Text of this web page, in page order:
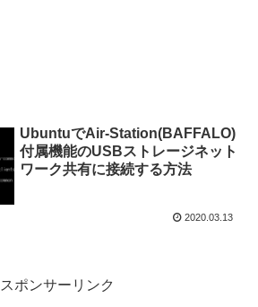
UbuntuでAir-Station(BAFFALO)
付属機能のUSBストレージネット
ワーク共有に接続する方法
2020.03.13
スポンサーリンク